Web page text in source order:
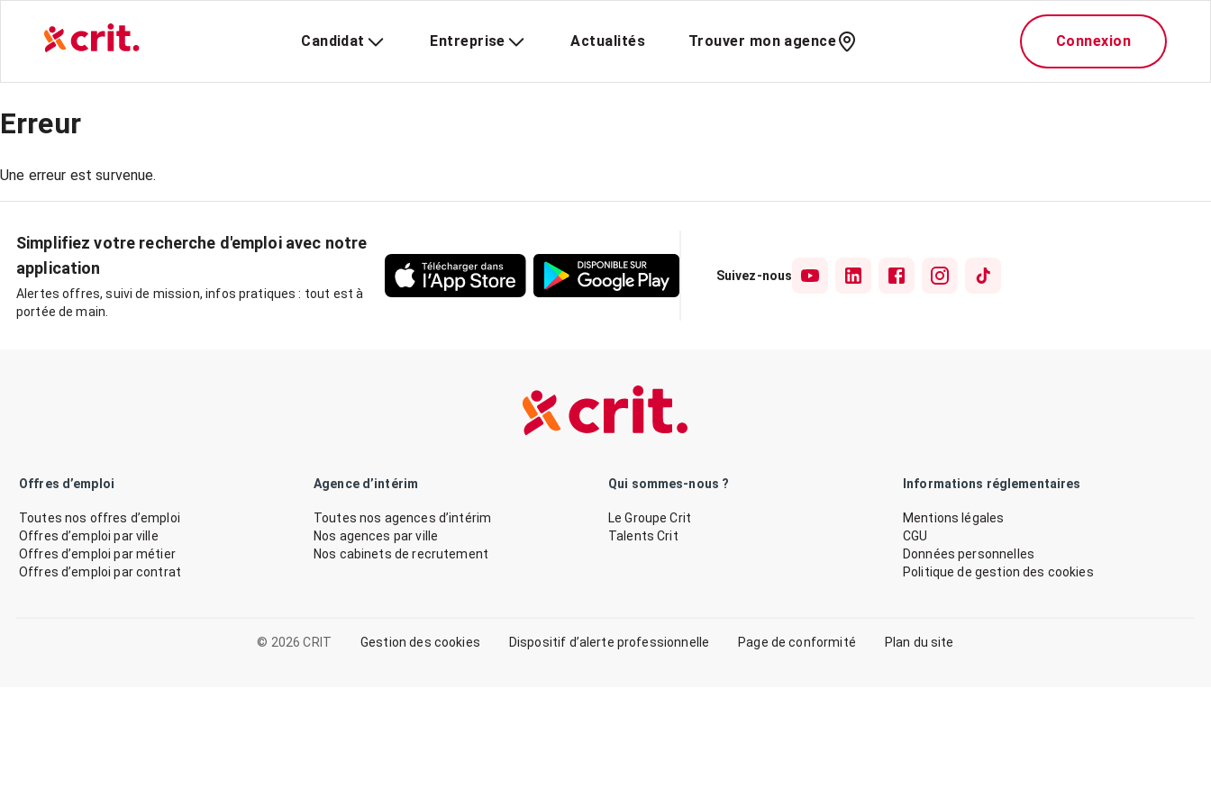
Candidat Entreprise Actualités Trouver mon agence Connexion
Erreur
Une erreur est survenue.
Simplifiez votre recherche d'emploi avec notre
application
Alertes offres, suivi de mission, infos pratiques : tout est à
portée de main.
Suivez-nous
Offres d’emploi
Toutes nos offres d’emploi
Offres d’emploi par ville
Offres d’emploi par métier
Offres d’emploi par contrat
Agence d’intérim
Toutes nos agences d’intérim
Nos agences par ville
Nos cabinets de recrutement
Qui sommes-nous ?
Le Groupe Crit
Talents Crit
Informations réglementaires
Mentions légales
CGU
Données personnelles
Politique de gestion des cookies
© 2026 CRIT Gestion des cookies Dispositif d’alerte professionnelle Page de conformité Plan du site